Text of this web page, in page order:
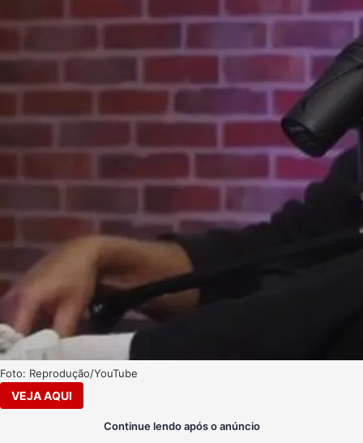
Foto: Reprodução/YouTube
VEJA AQUI
Continue lendo após o anúncio